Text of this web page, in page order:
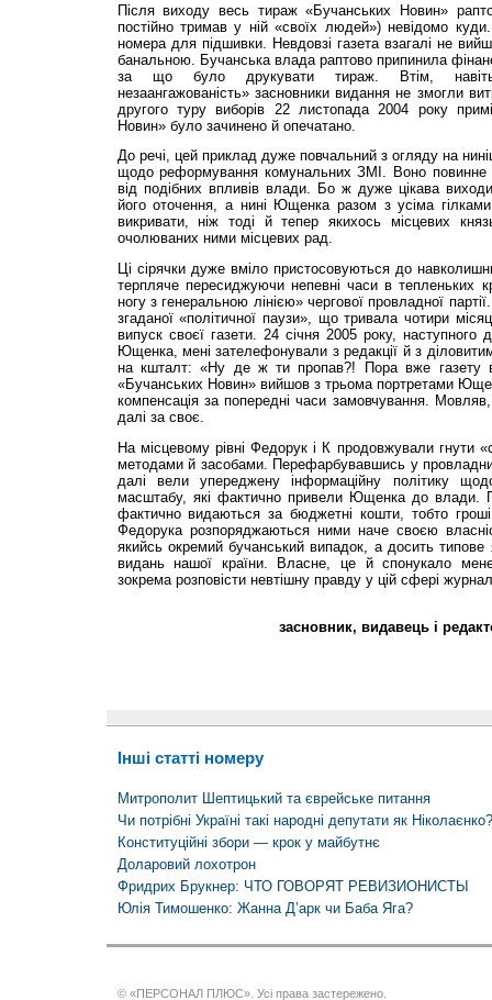
Після виходу весь тираж «Бучанських Новин»
постійно тримав у ній «своїх людей») невідомо
номера для підшивки. Невдовзі газета взагалі не
банальною. Бучанська влада раптово припинила
за що було друкувати тираж. Втім, навіть
незаангажованість» засновники видання не змогли
другого туру виборів 22 листопада 2004 року
Новин» було зачинено й опечатано.
До речі, цей приклад дуже повчальний з огляду на
щодо реформування комунальних ЗМІ. Воно повинне
від подібних впливів влади. Бо ж дуже цікава
його оточення, а нині Ющенка разом з усіма
викривати, ніж тоді й тепер якихось місцевих
очолюваних ними місцевих рад.
Ці сірячки дуже вміло пристосовуються до
терпляче пересиджуючи непевні часи в тепленьких
ногу з генеральною лінією» чергової провладної
згаданої «політичної паузи», що тривала чотири
випуск своєї газети. 24 січня 2005 року, наступного
Ющенка, мені зателефонували з редакції й з
на кшталт: «Ну де ж ти пропав?! Пора вже газету
«Бучанських Новин» вийшов з трьома портретами
компенсація за попередні часи замовчування.
далі за своє.
На місцевому рівні Федорук і К продовжували гнути
методами й засобами. Перефарбувавшись у
далі вели упереджену інформаційну політику
масштабу, які фактично привели Ющенка до влади.
фактично видаються за бюджетні кошти, тобто
Федорука розпоряджаються ними наче своєю
якийсь окремий бучанський випадок, а досить
видань нашої країни. Власне, це й спонукало
зокрема розповісти невтішну правду у цій сфері
засновник, видавець і
Інші статті номеру
Митрополит Шептицький та єврейське питання
Чи потрібні Україні такі народні депутати як Ніколаєнко?
Конституційні збори — крок у майбутнє
Доларовий лохотрон
Фридрих Брукнер: ЧТО ГОВОРЯТ РЕВИЗИОНИСТЫ
Юлія Тимошенко: Жанна Д’арк чи Баба Яга?
© «ПЕРСОНАЛ ПЛЮС». Усі права застережено.